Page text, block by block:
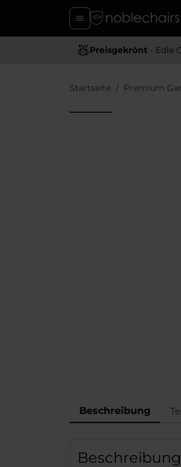
Preisgekrönt - Edle
Startseite Premium
Beschreibung
Beschreibung